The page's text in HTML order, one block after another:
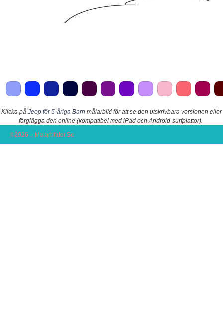
Klicka på Jeep för 5-åriga Barn målarbild för att se den utskrivbara versionen eller
färglägga den online (kompatibel med iPad och Android-surfplattor).
©2026 – Malarbilder.Se